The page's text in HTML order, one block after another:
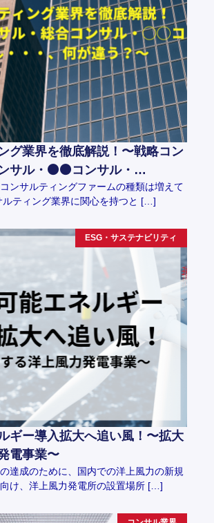
グ業界を徹底解説！〜戦略コン
サル・⚫️⚫️コンサル・…
ンサルティングファームの種類は増えて
ルティング業界に関心を持つと […]
ESG・サステナビリティ
ギー導入拡大へ追い風！〜拡大
電事業〜
達成のために、国内での洋上風力の新規
け、洋上風力発電所の設置場所 […]